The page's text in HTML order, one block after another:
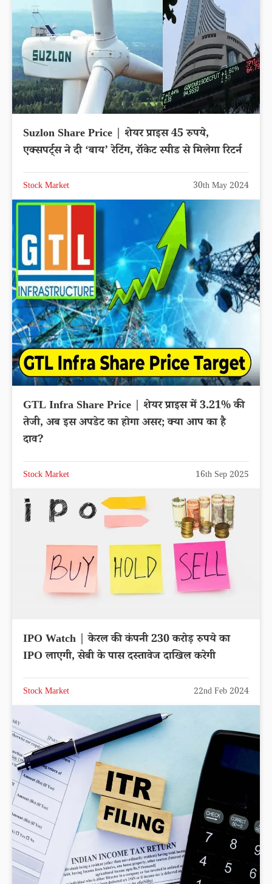
Suzlon Share Price | शेयर प्राइस 45 रुपये,
एक्सपर्ट्स ने दी ‘बाय’ रेटिंग, रॉकेट स्पीड से मिलेगा रिटर्न
Stock Market 30th May 2024
GTL Infra Share Price | शेयर प्राइस में 3.21% की
तेजी, अब इस अपडेट का होगा असर; क्या आप का है
दाव?
Stock Market 16th Sep 2025
IPO Watch | केरल की कंपनी 230 करोड़ रुपये का
IPO लाएगी, सेबी के पास दस्तावेज दाखिल करेगी
Stock Market 22nd Feb 2024